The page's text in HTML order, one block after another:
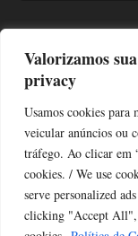
Valorizamos
privacy
Usamos cookies para
veicular anúncios ou
tráfego. Ao clicar em
cookies. / We use
serve personalized
clicking "Accept All",
TODAS OS
Copyright © Alô
Desenvolvido por